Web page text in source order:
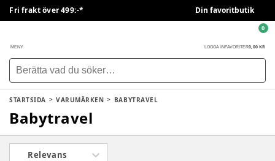
Fri frakt över 499:-* Din favoritbutik
MENY LOGGA IN FAVORITER0,00 KR
0
STARTSIDA VARUMÄRKEN BABYTRAVEL
Babytravel
Relevans